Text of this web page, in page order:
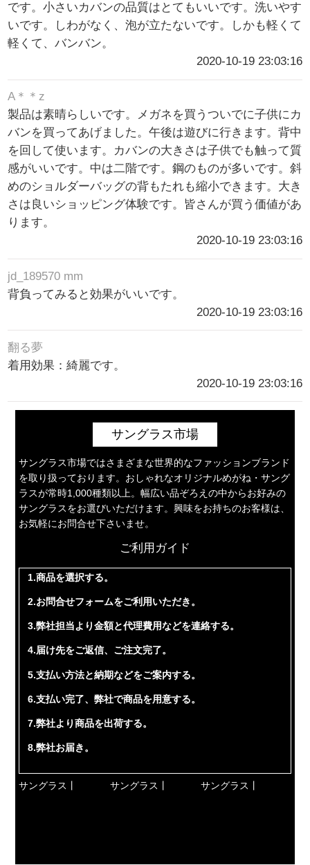
です。小さいカバンの品質はとてもいいです。洗いやす
いです。しわがなく、泡が立たないです。しかも軽くて
軽くて、バンバン。
2020-10-19 23:03:16
A＊＊z
製品は素晴らしいです。メガネを買うついでに子供にカ
バンを買ってあげました。午後は遊びに行きます。背中
を回して使います。カバンの大きさは子供でも触って質
感がいいです。中は二階です。鋼のものが多いです。斜
めのショルダーバッグの背もたれも縮小できます。大き
さは良いショッピング体験です。皆さんが買う価値があ
ります。
2020-10-19 23:03:16
jd_189570 mm
背負ってみると効果がいいです。
2020-10-19 23:03:16
翻る夢
着用効果：綺麗です。
2020-10-19 23:03:16
サングラス市場
サングラス市場ではさまざまな世界的なファッションブランド
を取り扱っております。おしゃれなオリジナルめがね・サング
ラスが常時1,000種類以上。幅広い品ぞろえの中からお好みの
サングラスをお選びいただけます。興味をお持ちのお客様は、
お気軽にお問合せ下さいませ。
ご利用ガイド
1.商品を選択する。
2.お問合せフォームをご利用いただき。
3.弊社担当より金額と代理費用などを連絡する。
4.届け先をご返信、ご注文完了。
5.支払い方法と納期などをご案内する。
6.支払い完了、弊社で商品を用意する。
7.弊社より商品を出荷する。
8.弊社お届き。
サングラス丨 サングラス丨 サングラス丨